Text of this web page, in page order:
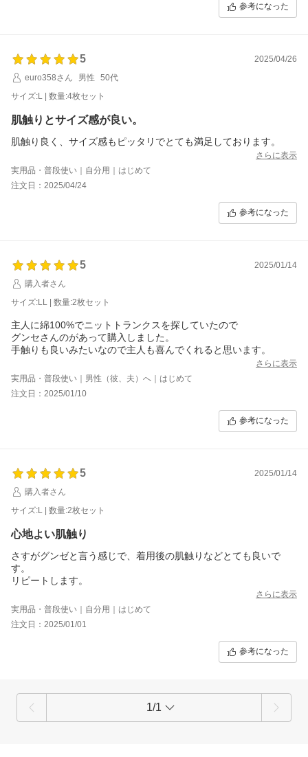
参考になった
5
2025/04/26
euro358さん
男性
50代
サイズ:L | 数量:4枚セット
肌触りとサイズ感が良い。
肌触り良く、サイズ感もピッタリでとても満足しております。
さらに表示
実用品・普段使い｜自分用｜はじめて
注文日：2025/04/24
参考になった
5
2025/01/14
購入者さん
サイズ:LL | 数量:2枚セット
主人に綿100%でニットトランクスを探していたので
グンセさんのがあって購入しました。
手触りも良いみたいなので主人も喜んでくれると思います。
さらに表示
実用品・普段使い｜男性（彼、夫）へ｜はじめて
注文日：2025/01/10
参考になった
5
2025/01/14
購入者さん
サイズ:L | 数量:2枚セット
心地よい肌触り
さすがグンゼと言う感じで、着用後の肌触りなどとても良いで
す。
リピートします。
さらに表示
実用品・普段使い｜自分用｜はじめて
注文日：2025/01/01
参考になった
1/1